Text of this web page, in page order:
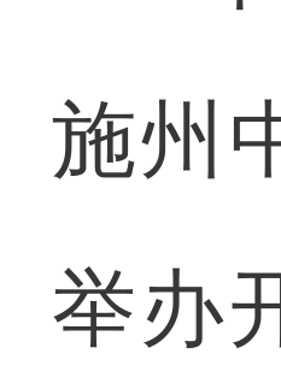
施州
举办